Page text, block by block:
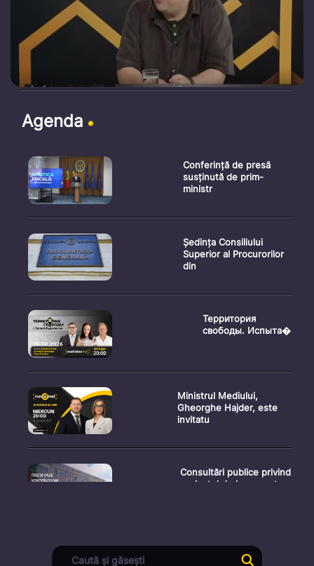
Agenda
Conferință de presă
susținută de prim-
ministr
Ședința Consiliului
Superior al Procurorilor
din
Территория
свободы. Испыта�
Ministrul Mediului,
Gheorghe Hajder, este
invitatu
Consultări publice privind
proiectul de lege pent
Consultarea Publică CP-
01, dedicată Studiilor de